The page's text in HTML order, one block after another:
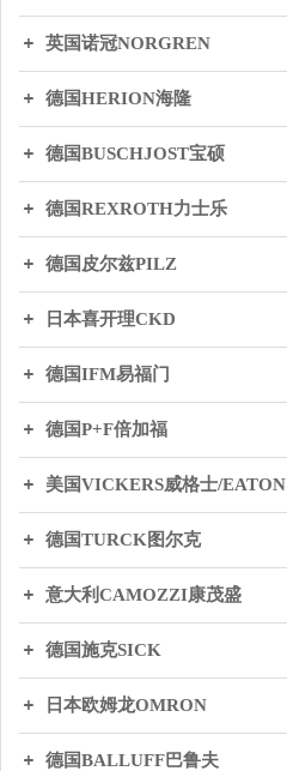
英国诺冠NORGREN
德国HERION海隆
德国BUSCHJOST宝硕
德国REXROTH力士乐
德国皮尔兹PILZ
日本喜开理CKD
德国IFM易福门
德国P+F倍加福
美国VICKERS威格士/EATON
德国TURCK图尔克
意大利CAMOZZI康茂盛
德国施克SICK
日本欧姆龙OMRON
德国BALLUFF巴鲁夫